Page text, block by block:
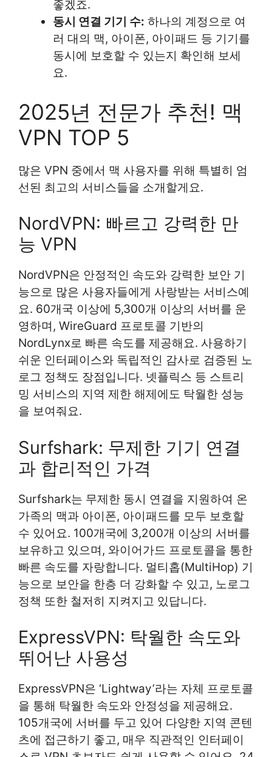
좋겠죠.
동시 연결 기기 수: 하나의 계정으로 여
러 대의 맥, 아이폰, 아이패드 등 기기를
동시에 보호할 수 있는지 확인해 보세
요.
2025년 전문가 추천! 맥
VPN TOP 5
많은 VPN 중에서 맥 사용자를 위해 특별히 엄
선된 최고의 서비스들을 소개할게요.
NordVPN: 빠르고 강력한 만
능 VPN
NordVPN은 안정적인 속도와 강력한 보안 기
능으로 많은 사용자들에게 사랑받는 서비스예
요. 60개국 이상에 5,300개 이상의 서버를 운
영하며, WireGuard 프로토콜 기반의
NordLynx로 빠른 속도를 제공해요. 사용하기
쉬운 인터페이스와 독립적인 감사로 검증된 노
로그 정책도 장점입니다. 넷플릭스 등 스트리
밍 서비스의 지역 제한 해제에도 탁월한 성능
을 보여줘요.
Surfshark: 무제한 기기 연결
과 합리적인 가격
Surfshark는 무제한 동시 연결을 지원하여 온
가족의 맥과 아이폰, 아이패드를 모두 보호할
수 있어요. 100개국에 3,200개 이상의 서버를
보유하고 있으며, 와이어가드 프로토콜을 통한
빠른 속도를 자랑합니다. 멀티홉(MultiHop) 기
능으로 보안을 한층 더 강화할 수 있고, 노로그
정책 또한 철저히 지켜지고 있답니다.
ExpressVPN: 탁월한 속도와
뛰어난 사용성
ExpressVPN은 ‘Lightway’라는 자체 프로토콜
을 통해 탁월한 속도와 안정성을 제공해요.
105개국에 서버를 두고 있어 다양한 지역 콘텐
츠에 접근하기 좋고, 매우 직관적인 인터페이